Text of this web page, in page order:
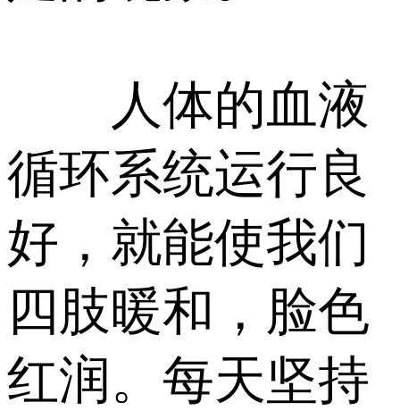
人体的血液
循环系统运行良
好，就能使我们
四肢暖和，脸色
红润。每天坚持